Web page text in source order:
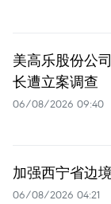
美高乐股份公
长遭立案调查
06/08/2026 09:40
加强西宁省边
06/08/2026 04:21